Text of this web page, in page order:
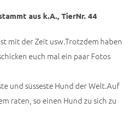
aus k.A., TierNr. 44
mit der Zeit usw.Trotzdem haben
euch mal ein paar Fotos
und süsseste Hund der Welt.Auf
raten, so einen Hund zu sich zu